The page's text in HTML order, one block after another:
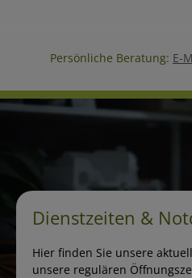
Persönliche Beratung: E-
Dienstzeiten &
Hier finden Sie unsere
unsere regulären